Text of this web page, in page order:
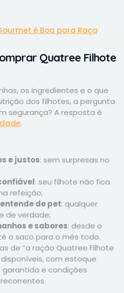
é Boa para Raça
Quatree Filhote
os ingredientes e o que
dos filhotes, a pergunta
segurança? A resposta é
.
e justos: sem surpresas no
: seu filhote não fica
refeição;
de pet: qualquer
de verdade;
e sabores: desde o
o saco para o mês todo.
de “a ração Quatree Filhote
com estoque
e condições